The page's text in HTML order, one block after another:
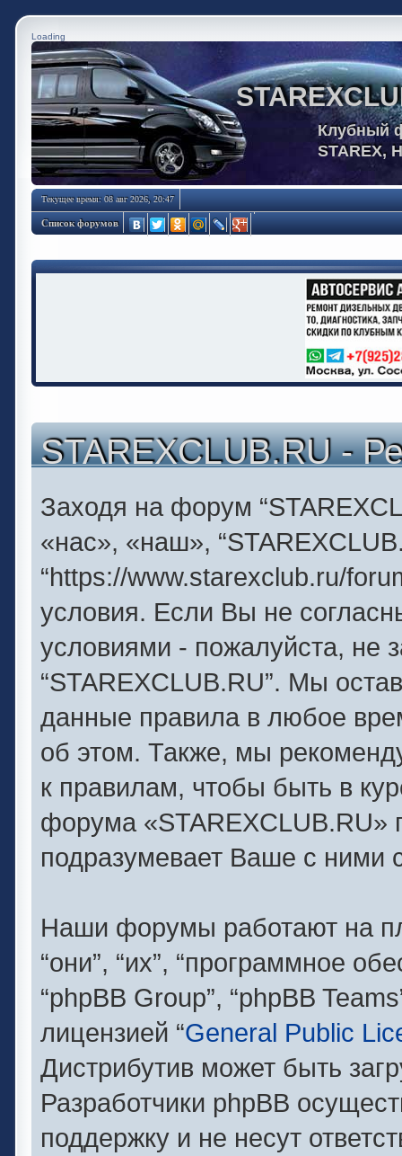
Loading
Клубный
STAREX,
Текущее время: 08 авг 2026, 20:47
Список форумов
STAREXCLUB.RU -
Заходя на форум
«нас», «наш»,
“https://www.starexclub.ru/
условия. Если Вы не
условиями - пожалуйста, не
“STAREXCLUB.RU”. Мы
данные правила в любое
об этом. Также, мы
к правилам, чтобы быть в
форума «STAREXCLUB.RU»
подразумевает Ваше с ними
Наши форумы работают на
“они”, “их”, “программное
“phpBB Group”, “phpBB
лицензией “General Public
Дистрибутив может быть
Разработчики phpBB
поддержку и не несут